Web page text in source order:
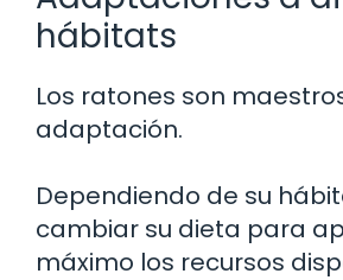
hábitats
Los ratones son
adaptación.
Dependiendo de su
cambiar su dieta para
máximo los recursos